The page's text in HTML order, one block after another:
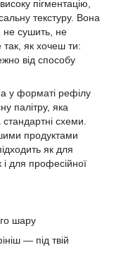
пігментацію,
текстуру. Вона
не сушить, не
так, як хочеш ти:
від способу
у форматі рефілу
палітру, яка
схеми.
продуктами
як для
для професійної
шару
— під твій